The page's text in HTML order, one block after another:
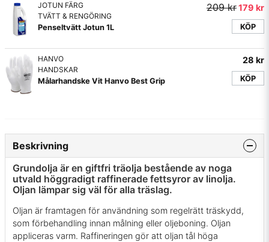
JOTUN FÄRG
TVÄTT & RENGÖRING
Penseltvätt Jotun 1L
209 kr179 kr
KÖP
HANVO
HANDSKAR
Målarhandske Vit Hanvo Best Grip
28 kr
KÖP
Beskrivning
Grundolja är en giftfri träolja bestående av noga
utvald höggradigt raffinerade fettsyror av linolja.
Oljan lämpar sig väl för alla träslag.
Oljan är framtagen för användning som regelrätt träskydd,
som förbehandling innan målning eller oljeboning. Oljan
appliceras varm. Raffineringen gör att oljan tål höga